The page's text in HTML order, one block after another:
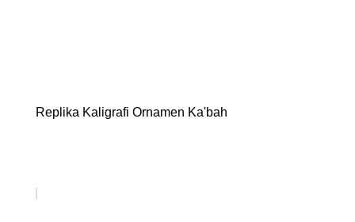
Replika Kaligrafi Ornamen Ka'bah